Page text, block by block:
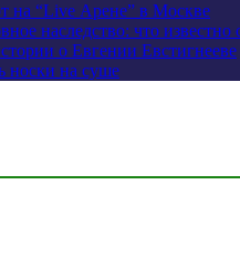
на “Live Арене” в Москве
наследство: что
о Евгении Евстигнееве
носки на суше